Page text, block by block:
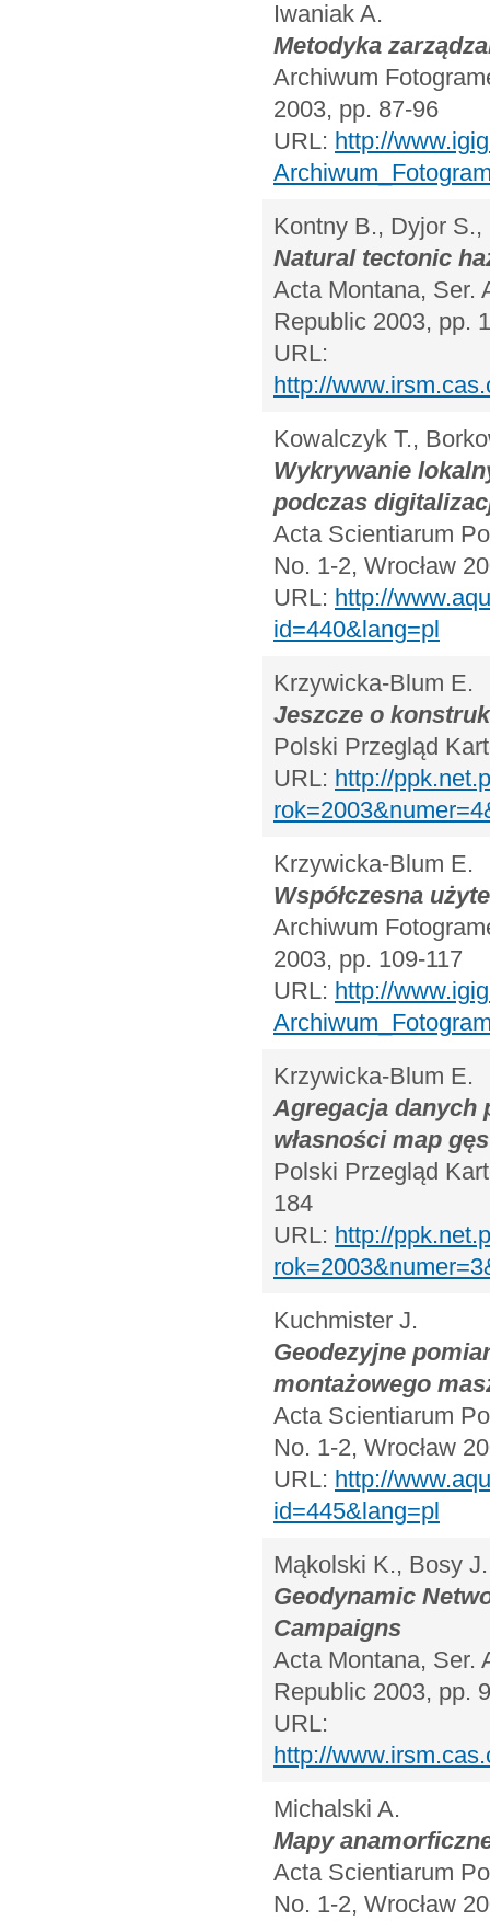
Iwaniak A.
Metodyka
Archiwum
2003, pp. 87-96
URL: http://
Kontny B., Dyjor S.,
Natural tectonic
Acta Montana, Ser.
Republic 2003, pp.
URL:
http://
Kowalczyk T.,
Wykrywanie
podczas
Acta Scientiarum
No. 1-2, Wrocław
URL: http://
id=440&lang=pl
Krzywicka-Blum E.
Jeszcze o
Polski Przegląd
URL: http://
Krzywicka-Blum E.
Współczesna
Archiwum
2003, pp. 109-117
URL: http://
Krzywicka-Blum E.
Agregacja danych
własności map
Polski Przegląd
184
URL: http://
Kuchmister J.
Geodezyjne
montażowego
Acta Scientiarum
No. 1-2, Wrocław
URL: http://
id=445&lang=pl
Mąkolski K., Bosy J.
Geodynamic
Campaigns
Acta Montana, Ser.
Republic 2003, pp.
URL:
http://
Michalski A.
Mapy
Acta Scientiarum
No. 1-2, Wrocław